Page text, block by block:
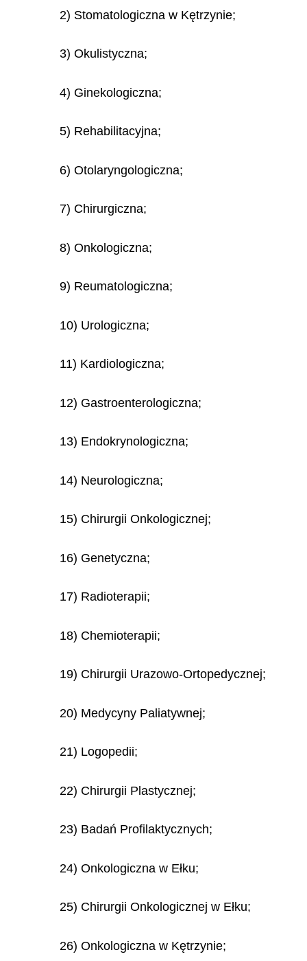
2) Stomatologiczna w Kętrzynie;
3) Okulistyczna;
4) Ginekologiczna;
5) Rehabilitacyjna;
6) Otolaryngologiczna;
7) Chirurgiczna;
8) Onkologiczna;
9) Reumatologiczna;
10) Urologiczna;
11) Kardiologiczna;
12) Gastroenterologiczna;
13) Endokrynologiczna;
14) Neurologiczna;
15) Chirurgii Onkologicznej;
16) Genetyczna;
17) Radioterapii;
18) Chemioterapii;
19) Chirurgii Urazowo-Ortopedycznej;
20) Medycyny Paliatywnej;
21) Logopedii;
22) Chirurgii Plastycznej;
23) Badań Profilaktycznych;
24) Onkologiczna w Ełku;
25) Chirurgii Onkologicznej w Ełku;
26) Onkologiczna w Kętrzynie;